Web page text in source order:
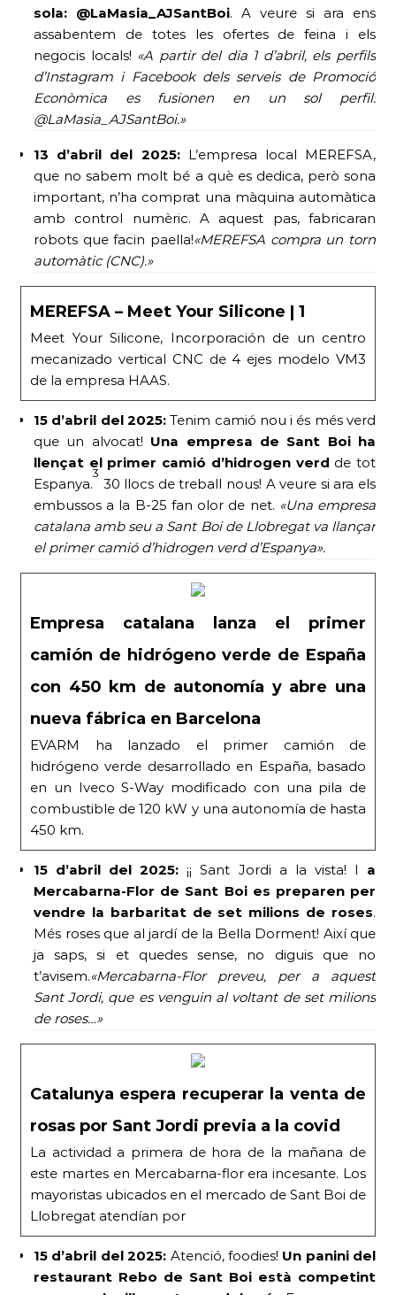
sola: @LaMasia_AJSantBoi. A veure si ara ens
assabentem de totes les ofertes de feina i els
negocis locals! «A partir del dia 1 d’abril, els perfils
d’Instagram i Facebook dels serveis de Promoció
Econòmica es fusionen en un sol perfil:
@LaMasia_AJSantBoi.»
13 d’abril del 2025:L’empresa local MEREFSA,
que no sabem molt bé a què es dedica, però sona
important, n’ha comprat una màquina automàtica
amb control numèric. A aquest pas, fabricaran
robots que facin paella!«MEREFSA compra un torn
automàtic (CNC).»
MEREFSA – Meet Your Silicone | 1
Meet Your Silicone, Incorporación de un centro
mecanizado vertical CNC de 4 ejes modelo VM3
de la empresa HAAS.
15 d’abril del 2025:Tenim camió nou i és més verd
que un alvocat! Una empresa de Sant Boi ha
llençat el primer camió d’hidrogen verd de tot
Espanya.
3
30 llocs de treball nous! A veure si ara els
embussos a la B-25 fan olor de net. «Una empresa
catalana amb seu a Sant Boi de Llobregat va llançar
el primer camió d’hidrogen verd d’Espanya».
Empresa catalana lanza el primer
camión de hidrógeno verde de España
con 450 km de autonomía y abre una
nueva fábrica en Barcelona
EVARM ha lanzado el primer camión de
hidrógeno verde desarrollado en España, basado
en un Iveco S-Way modificado con una pila de
combustible de 120 kW y una autonomía de hasta
450 km.
15 d’abril del 2025: ¡¡ Sant Jordi a la vista! I a
Mercabarna-Flor de Sant Boi es preparen per
vendre la barbaritat de set milions de roses.
Més roses que al jardí de la Bella Dorment! Així que
ja saps, si et quedes sense, no diguis que no
t’avisem.«Mercabarna-Flor preveu, per a aquest
Sant Jordi, que es venguin al voltant de set milions
de roses…»
Catalunya espera recuperar la venta de
rosas por Sant Jordi previa a la covid
La actividad a primera de hora de la mañana de
este martes en Mercabarna-flor era incesante. Los
mayoristas ubicados en el mercado de Sant Boi de
Llobregat atendían por
15 d’abril del 2025: Atenció, foodies! Un panini del
restaurant Rebo de Sant Boi està competint